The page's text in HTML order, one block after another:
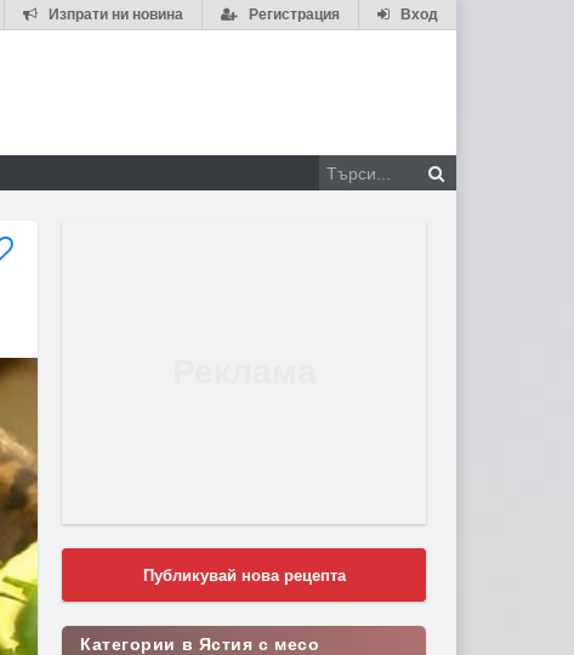
Вход
Регистрация
Изпрати ни новина
Публикувай нова рецепта
Категории в Ястия с месо